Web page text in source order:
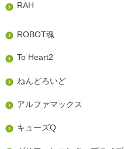
RAH
ROBOT魂
To Heart2
ねんどろいど
アルファマックス
キューズQ